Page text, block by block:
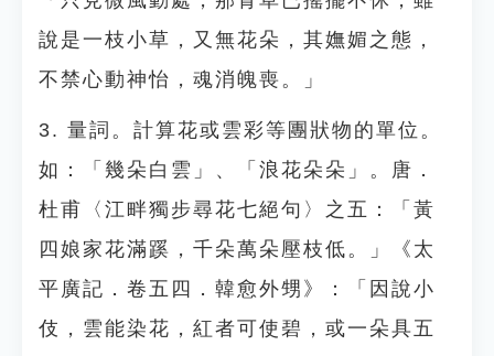
說是一枝小草，又無花朵，其嫵媚之態，
不禁心動神怡，魂消魄喪。」
3. 量詞。計算花或雲彩等團狀物的單位。
如：「幾朵白雲」、「浪花朵朵」。唐．
杜甫〈江畔獨步尋花七絕句〉之五：「黃
四娘家花滿蹊，千朵萬朵壓枝低。」《太
平廣記．卷五四．韓愈外甥》：「因說小
伎，雲能染花，紅者可使碧，或一朵具五